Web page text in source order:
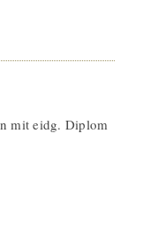
mit eidg. Diplom